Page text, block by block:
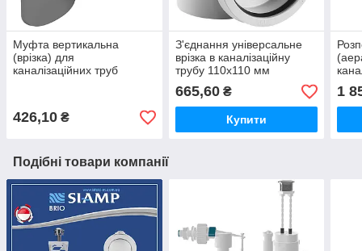
Муфта вертикальна
(врізка) для
каналізаційних труб
426,10 ₴
З'єднання універсальне
врізка в каналізаційну
трубу 110х110 мм
665,60₴
Купити
1
Подібні товари компанії